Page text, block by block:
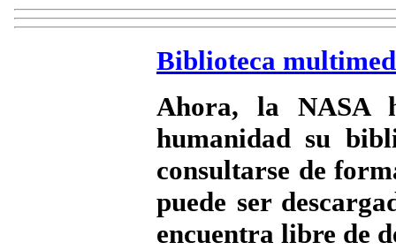
Biblioteca
Ahora, la NASA
humanidad su
consultarse de
puede ser
encuentra libre de